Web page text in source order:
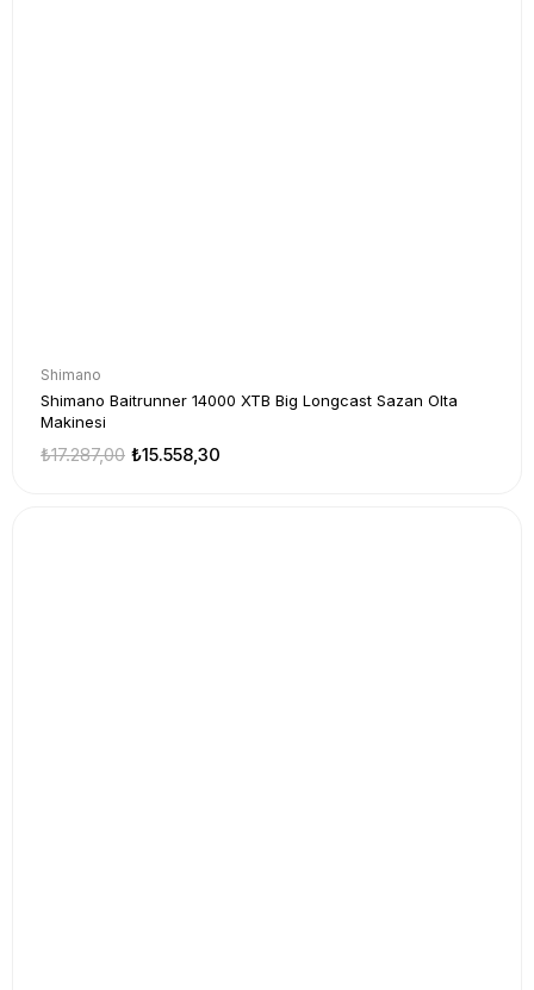
Shimano
Shimano Baitrunner 14000 XTB Big Longcast Sazan Olta
Makinesi
₺15.558,30
₺17.287,00